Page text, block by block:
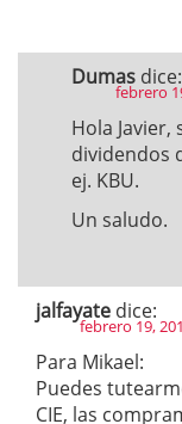
Dumas dice:
febrero
Hola
dividendos
ej. KBU.
Un saludo.
jalfayate dice:
febrero 19,
Para Mikael:
Puedes
CIE, las